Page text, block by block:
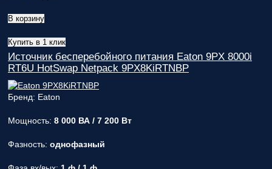
В корзину
Купить в 1 клик
Источник бесперебойного питания Eaton 9PX 8000i
RT6U HotSwap Netpack 9PX8KiRTNBP
Бренд: Eaton
Мощность: 8 000 ВА / 7 200 Вт
Фазность: однофазный